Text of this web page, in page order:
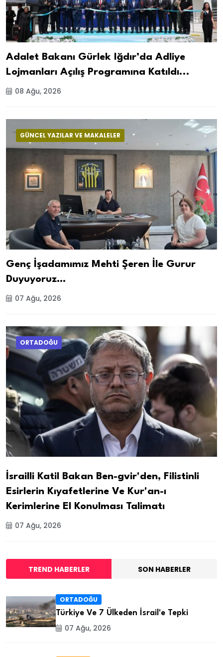
Adalet Bakanı Gürlek Iğdır’da Adliye
Lojmanları Açılış Programına Katıldı...
08 Ağu, 2026
GÜNCEL YAZILAR VE MAKALELER
Genç İşadamımız Mehti Şeren İle Gurur
Duyuyoruz…
07 Ağu, 2026
ORTADOĞU
İsrailli Katil Bakan Ben-gvir'den, Filistinli
Esirlerin Kıyafetlerine Ve Kur'an-ı
Kerimlerine El Konulması Talimatı
07 Ağu, 2026
TREND HABERLER SON HABERLER
ORTADOĞU
Türkiye Ve 7 Ülkeden İsrail'e Tepki
07 Ağu, 2026